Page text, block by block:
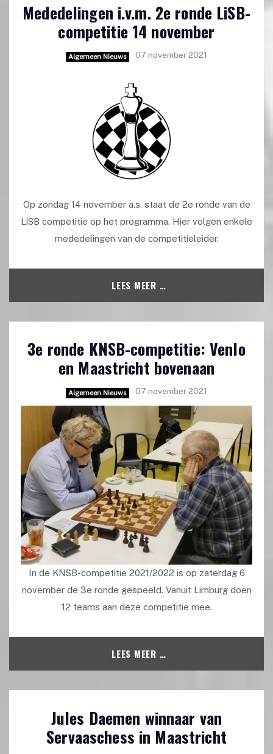
Mededelingen i.v.m. 2e ronde LiSB-
competitie 14 november
Algemeen Nieuws 07 november 2021
Op zondag 14 november a.s. staat de 2e ronde van de
LiSB competitie op het programma. Hier volgen enkele
mededelingen van de competitieleider.
LEES MEER …
3e ronde KNSB-competitie: Venlo
en Maastricht bovenaan
Algemeen Nieuws 07 november 2021
In de KNSB-competitie 2021/2022 is op zaterdag 6
november de 3e ronde gespeeld. Vanuit Limburg doen
12 teams aan deze competitie mee.
LEES MEER …
Jules Daemen winnaar van
Servaaschess in Maastricht